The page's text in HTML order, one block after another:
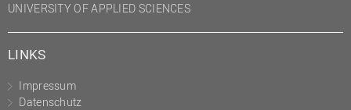
UNIVERSITY OF APPLIED SCIENCES
LINKS
Impressum
Datenschutz